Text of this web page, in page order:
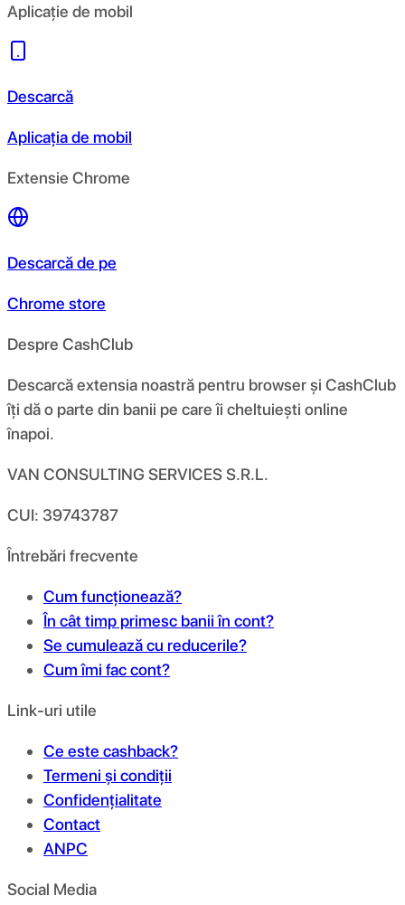
Aplicație de mobil
Descarcă
Aplicația de mobil
Extensie Chrome
Descarcă de pe
Chrome store
Despre CashClub
Descarcă extensia noastră pentru browser și CashClub
îți dă o parte din banii pe care îi cheltuiești online
înapoi.
VAN CONSULTING SERVICES S.R.L.
CUI: 39743787
Întrebări frecvente
Cum funcționează?
În cât timp primesc banii în cont?
Se cumulează cu reducerile?
Cum îmi fac cont?
Link-uri utile
Ce este cashback?
Termeni și condiții
Confidențialitate
Contact
ANPC
Social Media